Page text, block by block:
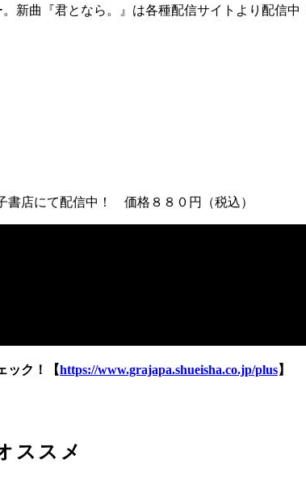
新曲『君となら。』は各種配信サイトより配信
店にて配信中！ 価格８８０円（税込）
ック！【https://www.grajapa.shueisha.co.jp/plus】
ススメ